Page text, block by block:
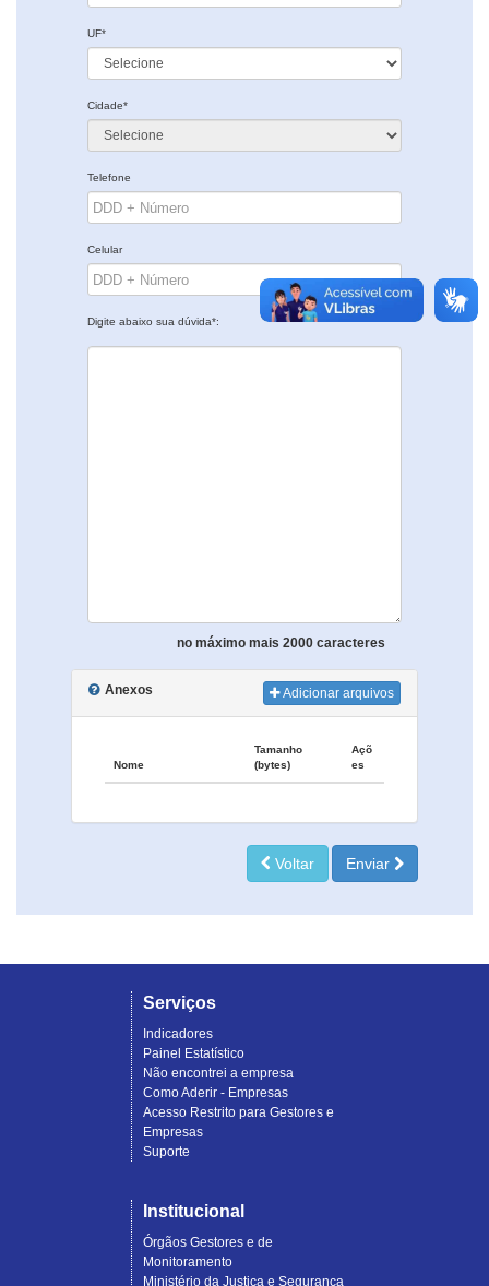
UF*
Cidade*
Telefone
Celular
Digite abaixo sua dúvida*:
no máximo mais 2000 caracteres
Anexos Adicionar arquivos
Nome
Tamanho
(bytes)
Açõ
es
Voltar Enviar
Serviços
Indicadores
Painel Estatístico
Não encontrei a empresa
Como Aderir - Empresas
Acesso Restrito para Gestores e
Empresas
Suporte
Institucional
Órgãos Gestores e de
Monitoramento
Ministério da Justiça e Segurança